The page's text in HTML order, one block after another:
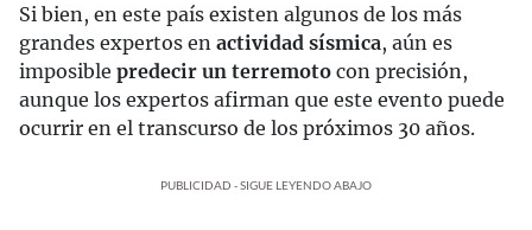
Si bien, en este país existen algunos de los más
grandes expertos en actividad sísmica, aún es
imposible predecir un terremoto con precisión,
aunque los expertos afirman que este evento puede
ocurrir en el transcurso de los próximos 30 años.
PUBLICIDAD - SIGUE LEYENDO ABAJO